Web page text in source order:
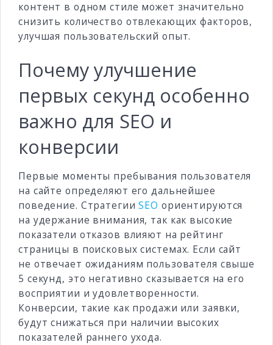
контент в одном стиле может значительно
снизить количество отвлекающих факторов,
улучшая пользовательский опыт.
Почему улучшение
первых секунд особенно
важно для SEO и
конверсии
Первые моменты пребывания пользователя
на сайте определяют его дальнейшее
поведение. СтратегииSEO ориентируются
на удержание внимания, так как высокие
показатели отказов влияют на рейтинг
страницы в поисковых системах. Если сайт
не отвечает ожиданиям пользователя свыше
5 секунд, это негативно сказывается на его
восприятии и удовлетворенности.
Конверсии, такие как продажи или заявки,
будут снижаться при наличии высоких
показателей раннего ухода.